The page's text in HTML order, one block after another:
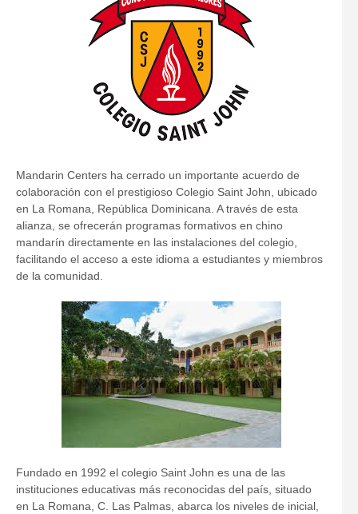
Mandarin Centers ha cerrado un importante acuerdo de
colaboración con el prestigioso Colegio Saint John, ubicado
en La Romana, República Dominicana. A través de esta
alianza, se ofrecerán programas formativos en chino
mandarín directamente en las instalaciones del colegio,
facilitando el acceso a este idioma a estudiantes y miembros
de la comunidad.
Fundado en 1992 el colegio Saint John es una de las
instituciones educativas más reconocidas del país, situado
en La Romana, C. Las Palmas, abarca los niveles de inicial,